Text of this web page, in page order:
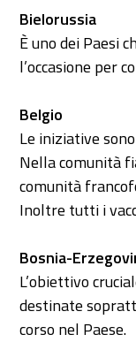
Bielorussia
È uno dei Paesi
l’occasione per
Belgio
Le iniziative
Nella comunità
comunità
Inoltre tutti i
Bosnia-
L’obiettivo
destinate
corso nel Paese.